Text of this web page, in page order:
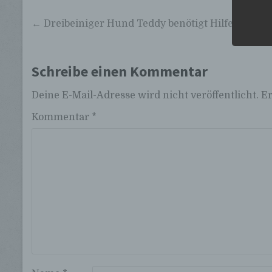
Beitragsnavigation
← Dreibeiniger Hund Teddy benötigt Hilfe
Schreibe einen Kommentar
Deine E-Mail-Adresse wird nicht veröffentlicht.
Kommentar *